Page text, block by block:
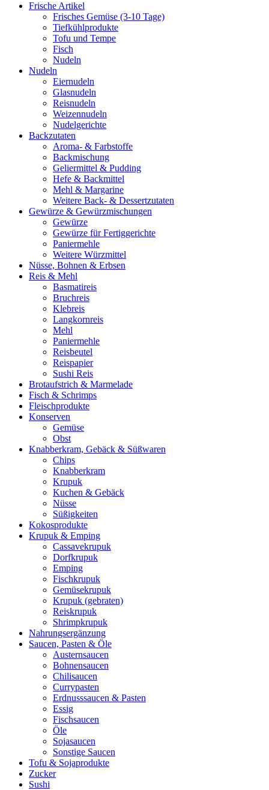
Frische Artikel
Frisches Gemüse (3-10 Tage)
Tiefkühlprodukte
Tofu und Tempe
Fisch
Nudeln
Nudeln
Eiernudeln
Glasnudeln
Reisnudeln
Weizennudeln
Nudelgerichte
Backzutaten
Aroma- & Farbstoffe
Backmischung
Geliermittel & Pudding
Hefe & Backmittel
Mehl & Margarine
Weitere Back- & Dessertzutaten
Gewürze & Gewürzmischungen
Gewürze
Gewürze für Fertiggerichte
Paniermehle
Weitere Würzmittel
Nüsse, Bohnen & Erbsen
Reis & Mehl
Basmatireis
Bruchreis
Klebreis
Langkornreis
Mehl
Paniermehle
Reisbeutel
Reispapier
Sushi Reis
Brotaufstrich & Marmelade
Fisch & Schrimps
Fleischprodukte
Konserven
Gemüse
Obst
Knabberkram, Gebäck & Süßwaren
Chips
Knabberkram
Krupuk
Kuchen & Gebäck
Nüsse
Süßigkeiten
Kokosprodukte
Krupuk & Emping
Cassavekrupuk
Dorfkrupuk
Emping
Fischkrupuk
Gemüsekrupuk
Krupuk (gebraten)
Reiskrupuk
Shrimpkrupuk
Nahrungsergänzung
Saucen, Pasten & Öle
Austernsaucen
Bohnensaucen
Chilisaucen
Currypasten
Erdnusssaucen & Pasten
Essig
Fischsaucen
Öle
Sojasaucen
Sonstige Saucen
Tofu & Sojaprodukte
Zucker
Sushi